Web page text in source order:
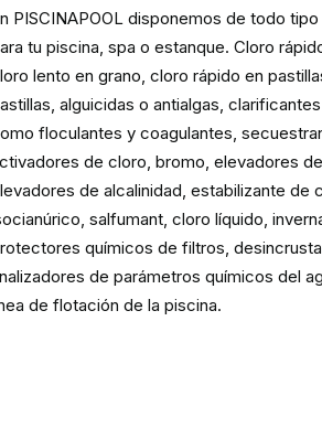
PISCINAPOOL disponemos de todo
tu piscina, spa o estanque. Cloro
lento en grano, cloro rápido en
alguicidas o antialgas,
floculantes y coagulantes,
de cloro, bromo, elevadores
de alcalinidad, estabilizante de
salfumant, cloro líquido,
químicos de filtros,
de parámetros químicos del
de flotación de la piscina.